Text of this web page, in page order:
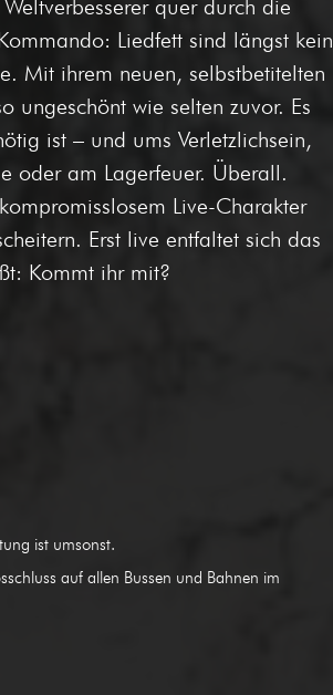
quer durch die
Liedfett sind längst kein
Mit ihrem neuen, selbstbetitelten
wie selten zuvor. Es
ist – und ums Verletzlichsein,
oder am Lagerfeuer. Überall.
Live-Charakter
Erst live entfaltet sich das
Kommt ihr mit?
ist umsonst.
auf allen Bussen und Bahnen im